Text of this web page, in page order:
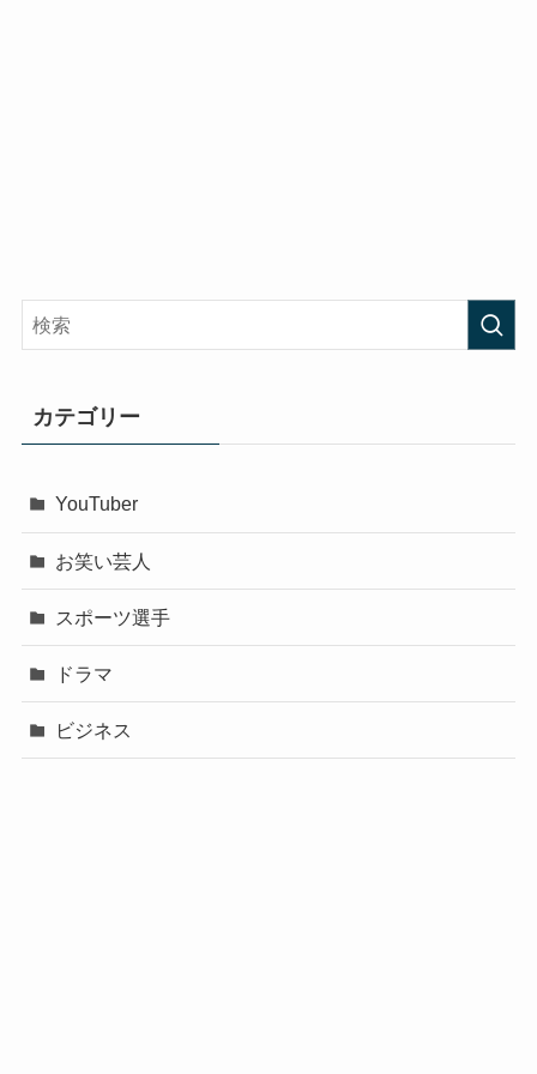
カテゴリー
YouTuber
お笑い芸人
スポーツ選手
ドラマ
ビジネス